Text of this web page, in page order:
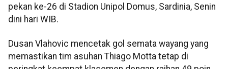
pekan ke-26 di Stadion Unipol Domus, Sardinia, Senin
dini hari WIB.
Dusan Vlahovic mencetak gol semata wayang yang
memastikan tim asuhan Thiago Motta tetap di